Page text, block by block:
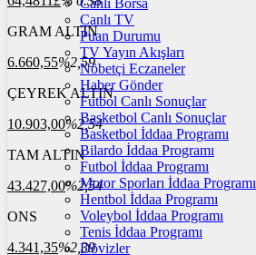
GRAM ALTIN
6.660,55%2,59
ÇEYREK ALTIN
10.903,00%2,54
TAM ALTIN
43.427,00%2,54
ONS
4.341,35%2,39
Canlı Borsa
Canlı TV
Puan Durumu
TV Yayın Akışları
Nöbetçi Eczaneler
Haber Gönder
Futbol Canlı Sonuçlar
Basketbol Canlı Sonuçlar
Basketbol İddaa Programı
Bilardo İddaa Programı
Futbol İddaa Programı
Motor Sporları İddaa Programı
Hentbol İddaa Programı
Voleybol İddaa Programı
Tenis İddaa Programı
Dövizler